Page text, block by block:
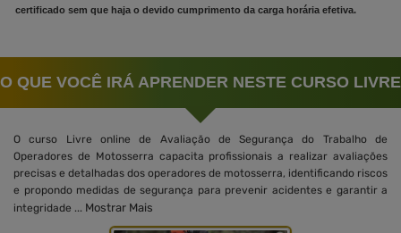
certificado sem que haja o devido cumprimento da carga horária efetiva.
O QUE VOCÊ IRÁ APRENDER NESTE CURSO LIVRE
O curso Livre online de Avaliação de Segurança do Trabalho de
Operadores de Motosserra capacita profissionais a realizar avaliações
precisas e detalhadas dos operadores de motosserra, identificando riscos
e propondo medidas de segurança para prevenir acidentes e garantir a
integridade ... Mostrar Mais